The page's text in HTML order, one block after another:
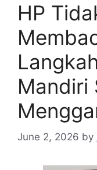
HP
Mandiri
June 2, 2026 by